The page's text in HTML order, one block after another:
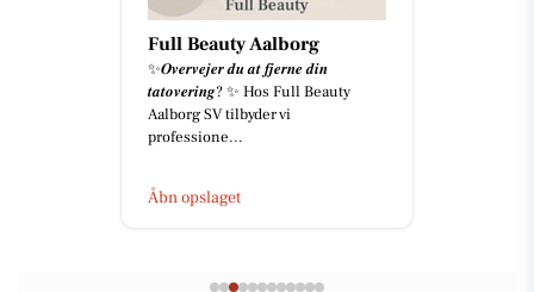
Full Beauty Aalborg
✨𝑶𝒗𝒆𝒓𝒗𝒆𝒋𝒆𝒓 𝒅𝒖 𝒂𝒕 𝒇𝒋𝒆𝒓𝒏𝒆 𝒅𝒊𝒏
𝒕𝒂𝒕𝒐𝒗𝒆𝒓𝒊𝒏𝒈? ✨ Hos Full Beauty
Aalborg SV tilbyder vi
professione...
Åbn opslaget